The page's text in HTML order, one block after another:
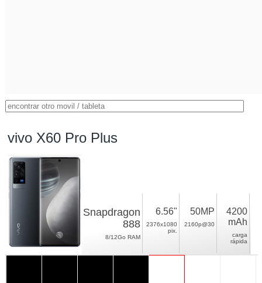
vivo X60 Pro Plus
Snapdragon
888
8/12Go RAM
6.56"
2376x1080
pix.
50MP
2160p@30
4200
mAh
carga
rápida